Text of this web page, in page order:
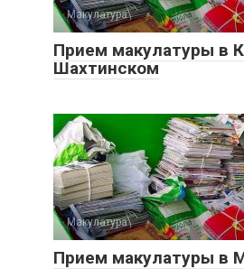
Макулатура
Прием макулатуры в
Шахтинском
Макулатура
Прием макулатуры в